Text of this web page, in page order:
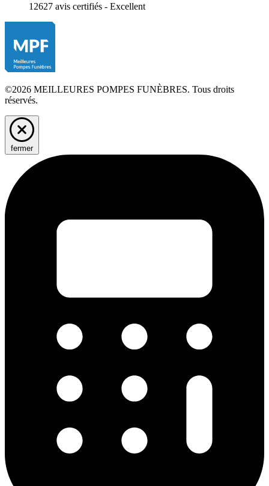
12627 avis certifiés - Excellent
©2026 MEILLEURES POMPES FUNÈBRES. Tous droits
réservés.
fermer